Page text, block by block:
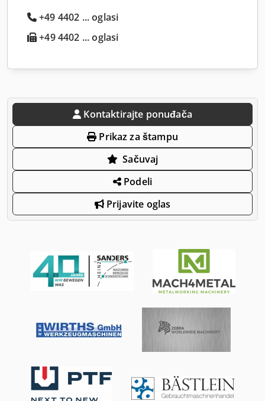
+49 4402 ... oglasi
+49 4402 ... oglasi
Kontaktirajte ponuđača
Prikaz za štampu
Sačuvaj
Podeli
Prijavite oglas